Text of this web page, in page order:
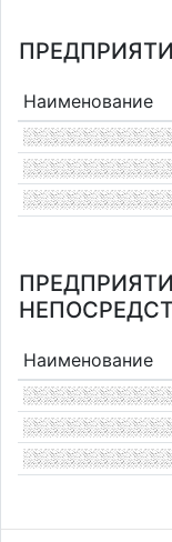
Наименование
Наименование